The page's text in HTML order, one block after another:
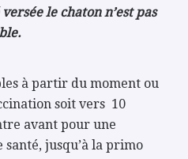
le chaton n’est pas
à partir du moment ou
soit vers 10
avant pour une
santé, jusqu’à la primo